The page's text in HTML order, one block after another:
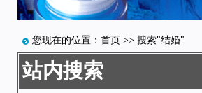
您现在的位置： 首页 >> 搜索"结婚"
站内搜索